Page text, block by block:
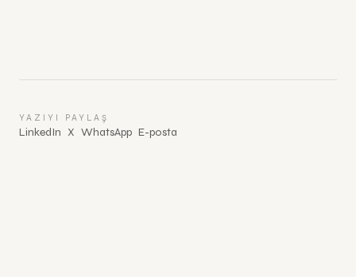
YAZIYI PAYLAŞ
LinkedIn X WhatsApp E-posta